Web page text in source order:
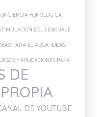
FONOLÓGICA
DEL LENGUAJE
PARA EL AULA IDEAS
Y APLICACIONES PARA
DE
DE YOUTUBE